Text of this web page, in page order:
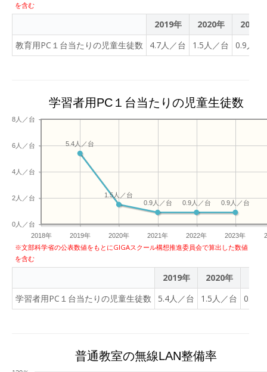
を含む
2019年 2020年
2021年
教育用PC１台当たりの児童生徒数
4.7人／台 1.5人／台 0.9人／
学習者用PC１台当たりの児童生徒数
2018年 2019年 2020年 2021年 2022年 2023年
0人／台
2人／台
4人／台
6人／台
8人／台
0.9人／台
0.9人／台
0.9人／台
1.5人／台
5.4人／台
※文部科学省の公表数値をもとにGIGAスクール構想推進委員会で算出した数値
を含む
2019年 2020年
学習者用PC１台当たりの児童生徒数
5.4人／台 1.5人／台 0.9人
普通教室の無線LAN整備率